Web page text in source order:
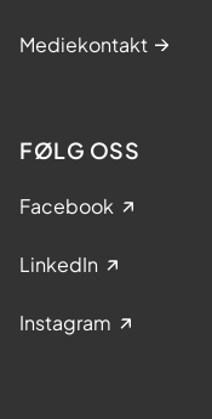
Mediekontakt
FØLG OSS
Facebook
LinkedIn
Instagram